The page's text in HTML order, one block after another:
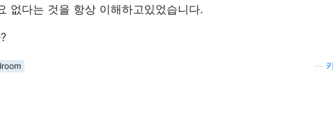
없다는 것을 항상 이해하고있었습니다.